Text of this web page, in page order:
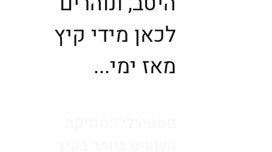
לכאן מידי קיץ
מאז ימי...